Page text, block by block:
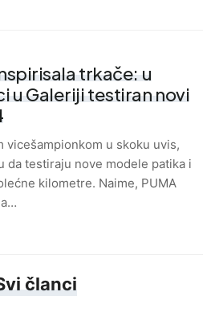
trkače: u
u Galeriji testiran novi
vicešampionkom u skoku uvis,
da testiraju nove modele patika i
kilometre. Naime, PUMA
članci